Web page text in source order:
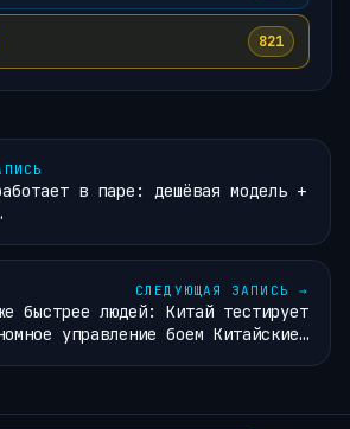
821
в паре: дешёвая модель +
СЛЕДУЮЩАЯ ЗАПИСЬ →
быстрее людей: Китай тестирует
управление боем Китайские…